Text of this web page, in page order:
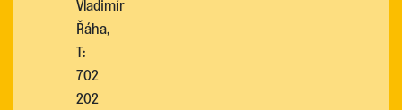
Vladimír
Řáha,
T:
702
202